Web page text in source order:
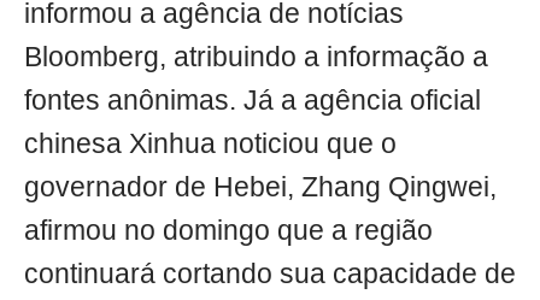
informou a agência de notícias
Bloomberg, atribuindo a informação a
fontes anônimas. Já a agência oficial
chinesa Xinhua noticiou que o
governador de Hebei, Zhang Qingwei,
afirmou no domingo que a região
continuará cortando sua capacidade de